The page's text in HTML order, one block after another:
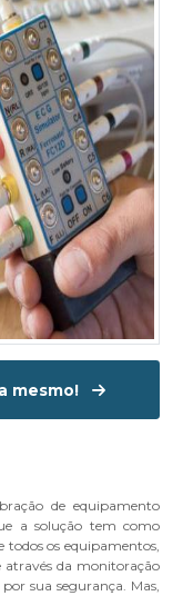
mesmo!
de equipamento
a solução tem como
os equipamentos,
através da monitoração
sua segurança. Mas,